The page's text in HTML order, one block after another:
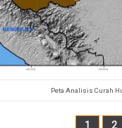
Peta Analisis Curah
1 2